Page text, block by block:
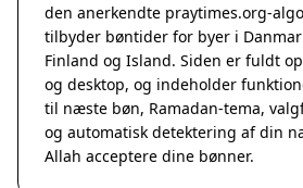
den anerkendte praytimes.org-
tilbyder bøntider for byer i
Finland og Island. Siden er fuldt
og desktop, og indeholder
til næste bøn, Ramadan-tema,
og automatisk detektering af din
Allah acceptere dine bønner.